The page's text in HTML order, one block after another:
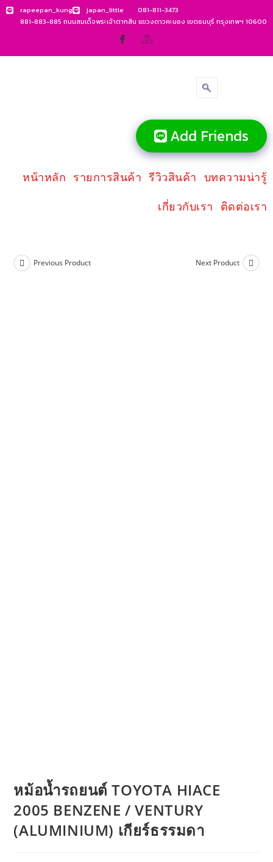
rapeepan_kung japan_little
081-811-3473
881-883-885 ถนนสมเด็จพระเจ้าตากสิน แขวงดาวคะนอง เขตธนบุรี กรุงเทพฯ 10600
Add Friends
หน้าหลัก รายการสินค้า รีวิวสินค้า บทความน่ารู้
เกี่ยวกับเรา
ติดต่อเรา
Previous Product Next Product
หม้อน้ำรถยนต์ TOYOTA HIACE
2005 BENZENE / VENTURY
(ALUMINIUM) เกียร์ธรรมดา